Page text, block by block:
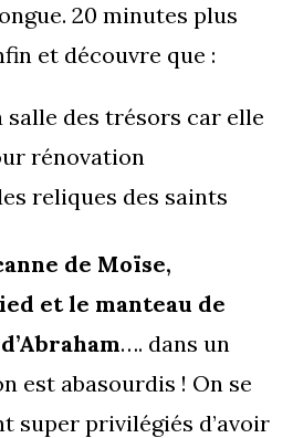
20 minutes plus
et découvre que :
salle des trésors car elle
rénovation
reliques des saints
de Moïse,
et le manteau de
…. dans un
est abasourdis ! On se
super privilégiés d’avoir